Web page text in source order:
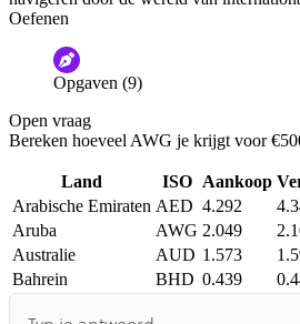
Oefenen
Opgaven (9)
Open vraag
Bereken hoeveel AWG je krijgt voor
Land ISO Aankoop
Arabische Emiraten AED 4.292
Aruba
AWG 2.049
Australie
AUD 1.573
Bahrein
BHD 0.439